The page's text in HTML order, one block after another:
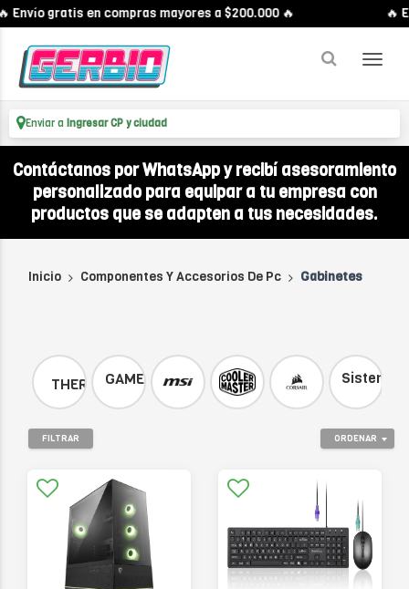
gratis en compras mayores a $200.000 🔥 🔥
Enviar a Ingresar CP y ciudad
Contáctanos por WhatsApp y recibí asesoramiento
personalizado para equipar a tu empresa con
productos que se adapten a tus necesidades.
Inicio Componentes Y Accesorios De Pc Gabinetes
THERMALTAKE
GAMEMAX Sistemas
ORDENAR
FILTRAR